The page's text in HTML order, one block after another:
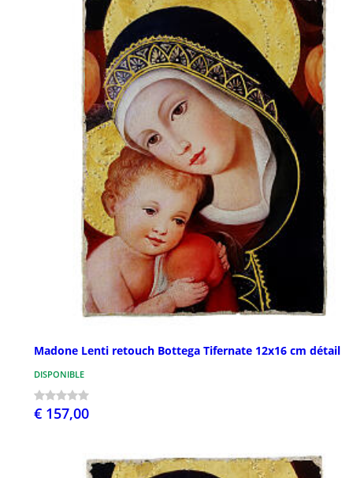
Madone Lenti retouch Bottega Tifernate 12x16 cm détail
DISPONIBLE
€ 157,00